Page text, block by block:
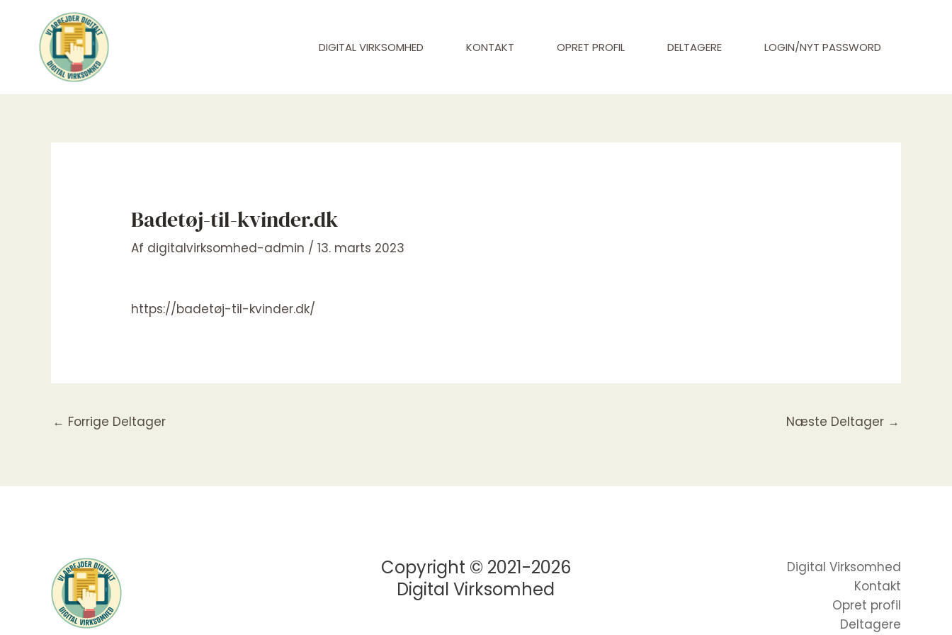
indholdet
DIGITAL VIRKSOMHED KONTAKT OPRET PROFIL DELTAGERE LOGIN/NYT PASSWORD
Badetøj-til-kvinder.dk
Af digitalvirksomhed-admin /13. marts 2023
https://badetøj-til-kvinder.dk/
← Forrige Deltager Næste Deltager →
Copyright © 2021-2026
Digital Virksomhed
Digital Virksomhed
Kontakt
Opret profil
Deltagere